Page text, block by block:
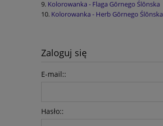
Kolorowanka - Flaga Gōrnego Ślōnska
Kolorowanka - Herb Gōrnego Ślōnska
Zaloguj się
E-mail::
Hasło::